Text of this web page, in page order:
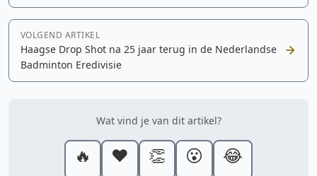
VOLGEND ARTIKEL
Haagse Drop Shot na 25 jaar terug in de Nederlandse
Badminton Eredivisie
Wat vind je van dit artikel?
🔥 ❤️ 👏 😮 😂